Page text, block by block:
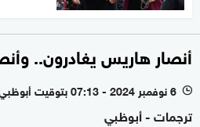
أنصار هاريس يغادرون..
l 6 نوفمبر 2024 - 07:13 بتوقيت أبوظبي
ترجمات - أبوظبي